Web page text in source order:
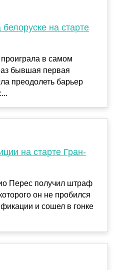
на старте
в самом
бывшая первая
преодолеть барьер
на старте Гран-
Перес получил штраф
он не пробился
и сошел в гонке